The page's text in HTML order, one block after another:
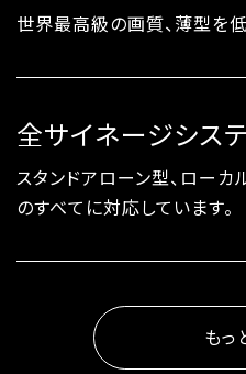
世界最高級の画質、薄型を
全サイネージシス
スタンドアローン型、ローカ
のすべてに対応しています。
もっ